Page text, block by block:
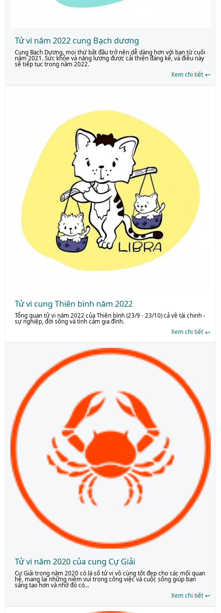
Tử vi năm 2022 cung Bạch dương
Cung Bạch Dương, mọi thứ bắt đầu trở nên dễ dàng hơn với bạn từ cuối
năm 2021. Sức khỏe và năng lượng được cải thiện đáng kể, và điều này
sẽ tiếp tục trong năm 2022.
Xem chi tiết
Tử vi cung Thiên bình năm 2022
Tổng quan tử vi năm 2022 của Thiên bình (23/9 - 23/10) cả về tài chinh -
sự nghiệp, đời sống và tình cảm gia đình.
Xem chi tiết
Tử vi năm 2020 của cung Cự Giải
Cự Giải trong năm 2020 có lá số tử vi vô cùng tốt đẹp cho các mối quan
hệ, mang lại những niềm vui trong công việc và cuộc sống giúp bạn
sáng tạo hơn và nhờ đó có...
Xem chi tiết